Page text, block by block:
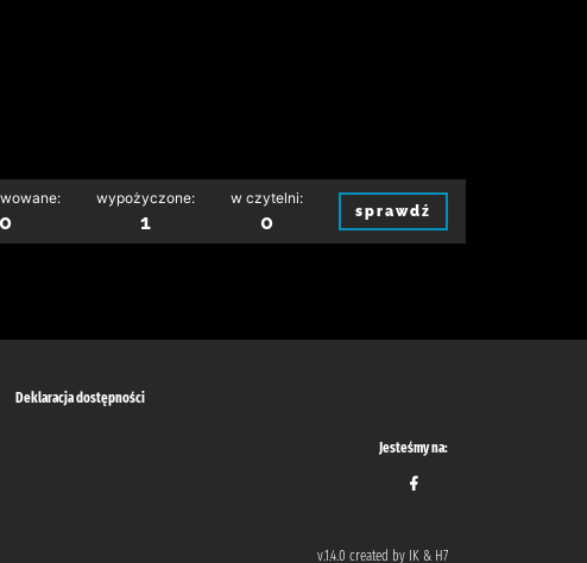
0
wypożyczone:
1
w czytelni:
0 sprawdź
Deklaracja dostępności
Jesteśmy na:
v.1.4.0 created by IK & H7